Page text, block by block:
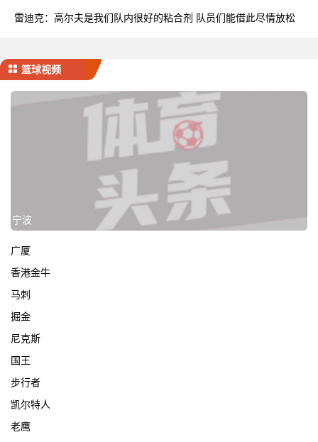
雷迪克：高尔夫是我们队内很好的粘合剂 队员们能借此尽情放松
篮球视频
宁波
广厦
香港金牛
马刺
掘金
尼克斯
国王
步行者
凯尔特人
老鹰